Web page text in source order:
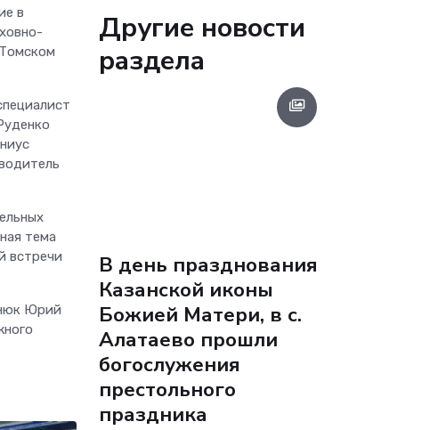
в
тема
встречи
Юрий
Другие новости
раздела
В день празднования
Казанской иконы
Божией Матери, в с.
Алатаево прошли
богослужения
престольного
праздника